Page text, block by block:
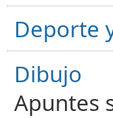
Deporte
Dibujo
Apuntes